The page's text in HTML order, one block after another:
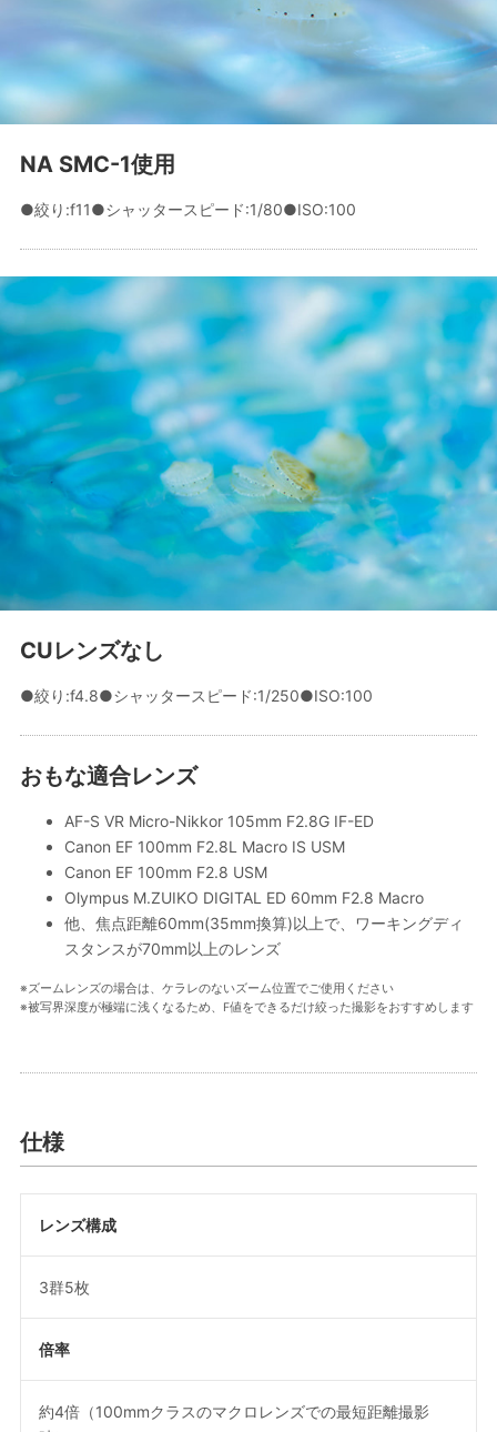
NA SMC-1使用
●絞り:f11●シャッタースピード:1/80●ISO:100
CUレンズなし
●絞り:f4.8●シャッタースピード:1/250●ISO:100
おもな適合レンズ
AF-S VR Micro-Nikkor 105mm F2.8G IF-ED
Canon EF 100mm F2.8L Macro IS USM
Canon EF 100mm F2.8 USM
Olympus M.ZUIKO DIGITAL ED 60mm F2.8 Macro
他、焦点距離60mm(35mm換算)以上で、ワーキングディ
スタンスが70mm以上のレンズ
※ズームレンズの場合は、ケラレのないズーム位置でご使用ください
※被写界深度が極端に浅くなるため、F値をできるだけ絞った撮影をおすすめします
仕様
レンズ構成
3群5枚
倍率
約4倍（100mmクラスのマクロレンズでの最短距離撮影